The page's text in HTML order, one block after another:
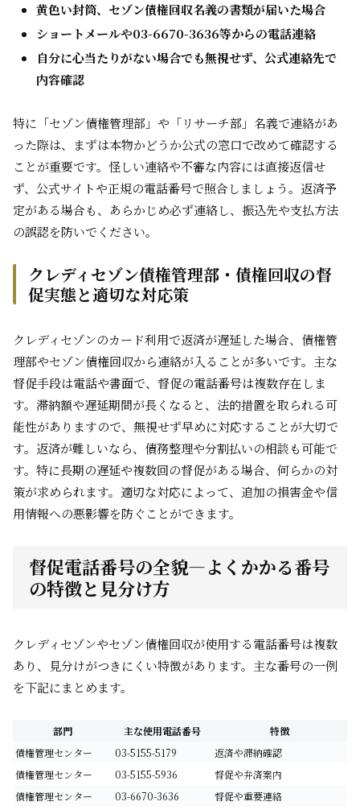
黄色い封筒、セゾン債権回収名義の書類が届いた場合
ショートメールや03-6670-3636等からの電話連絡
自分に心当たりがない場合でも無視せず、公式連絡先で
内容確認
特に「セゾン債権管理部」や「リサーチ部」名義で連絡があ
った際は、まずは本物かどうか公式の窓口で改めて確認する
ことが重要です。怪しい連絡や不審な内容には直接返信せ
ず、公式サイトや正規の電話番号で照合しましょう。返済予
定がある場合も、あらかじめ必ず連絡し、振込先や支払方法
の誤認を防いでください。
クレディセゾン債権管理部・債権回収の督
促実態と適切な対応策
クレディセゾンのカード利用で返済が遅延した場合、債権管
理部やセゾン債権回収から連絡が入ることが多いです。主な
督促手段は電話や書面で、督促の電話番号は複数存在しま
す。滞納額や遅延期間が長くなると、法的措置を取られる可
能性がありますので、無視せず早めに対応することが大切で
す。返済が難しいなら、債務整理や分割払いの相談も可能で
す。特に長期の遅延や複数回の督促がある場合、何らかの対
策が求められます。適切な対応によって、追加の損害金や信
用情報への悪影響を防ぐことができます。
督促電話番号の全貌—よくかかる番号
の特徴と見分け方
クレディセゾンやセゾン債権回収が使用する電話番号は複数
あり、見分けがつきにくい特徴があります。主な番号の一例
を下記にまとめます。
部門 主な使用電話番号
特徴
債権管理センター
03-5155-5179
返済や滞納確認
債権管理センター
03-5155-5936
督促や弁済案内
債権管理センター
03-6670-3636
督促や重要連絡